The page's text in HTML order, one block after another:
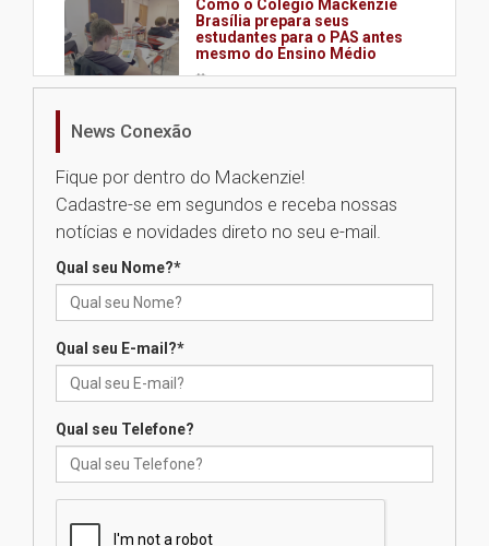
Como o Colégio Mackenzie
Brasília prepara seus
estudantes para o PAS antes
mesmo do Ensino Médio
04.08.2026
na educação dos filhos além da
escola
04.08.2026
docentes para debater
Professora do Mackenzie é
finalista do Prêmio Jabuti com
04.08.2026
News Conexão
Fique por dentro do Mackenzie!
Cadastre-se em segundos e receba nossas
notícias e novidades direto no seu e-mail.
Qual seu Nome?*
Qual seu E-mail?*
Qual seu Telefone?